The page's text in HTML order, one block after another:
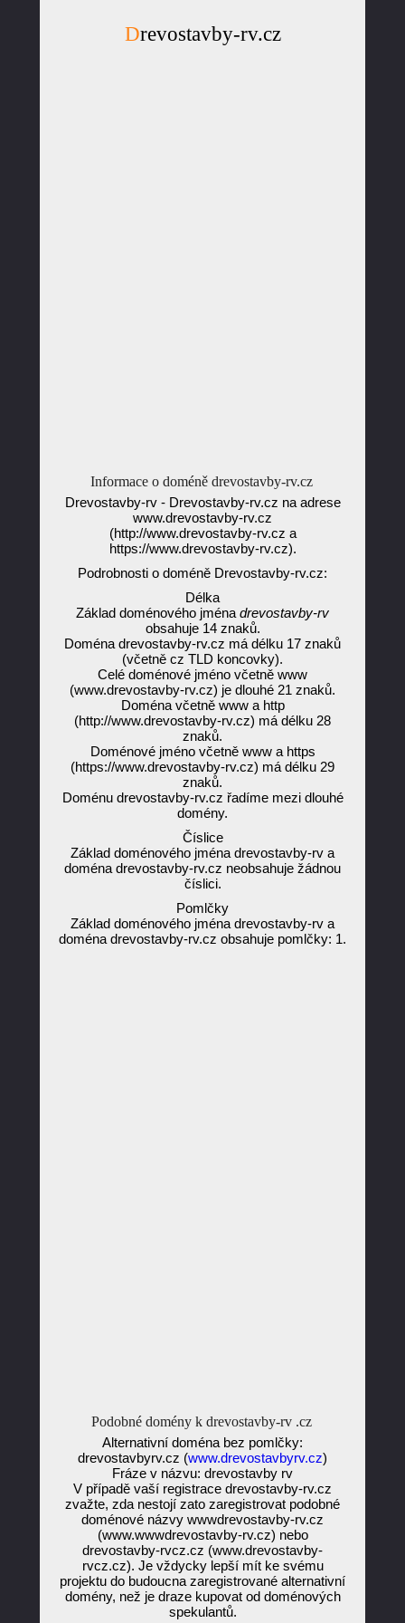
Drevostavby-rv.cz
Informace o doméně drevostavby-rv.cz
Drevostavby-rv - Drevostavby-rv.cz na adrese
www.drevostavby-rv.cz
(http://www.drevostavby-rv.cz a
https://www.drevostavby-rv.cz).
Podrobnosti o doméně Drevostavby-rv.cz:
Délka
Základ doménového jména drevostavby-rv
obsahuje 14 znaků.
Doména drevostavby-rv.cz má délku 17 znaků
(včetně cz TLD koncovky).
Celé doménové jméno včetně www
(www.drevostavby-rv.cz) je dlouhé 21 znaků.
Doména včetně www a http
(http://www.drevostavby-rv.cz) má délku 28
znaků.
Doménové jméno včetně www a https
(https://www.drevostavby-rv.cz) má délku 29
znaků.
Doménu drevostavby-rv.cz řadíme mezi dlouhé
domény.
Číslice
Základ doménového jména drevostavby-rv a
doména drevostavby-rv.cz neobsahuje žádnou
číslici.
Pomlčky
Základ doménového jména drevostavby-rv a
doména drevostavby-rv.cz obsahuje pomlčky: 1.
Podobné domény k drevostavby-rv .cz
Alternativní doména bez pomlčky:
drevostavbyrv.cz (www.drevostavbyrv.cz)
Fráze v názvu: drevostavby rv
V případě vaší registrace drevostavby-rv.cz
zvažte, zda nestojí zato zaregistrovat podobné
doménové názvy wwwdrevostavby-rv.cz
(www.wwwdrevostavby-rv.cz) nebo
drevostavby-rvcz.cz (www.drevostavby-
rvcz.cz). Je vždycky lepší mít ke svému
projektu do budoucna zaregistrované alternativní
domény, než je draze kupovat od doménových
spekulantů.